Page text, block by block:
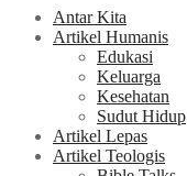
Antar Kita
Artikel Humanis
Edukasi
Keluarga
Kesehatan
Sudut Hidup
Artikel Lepas
Artikel Teologis